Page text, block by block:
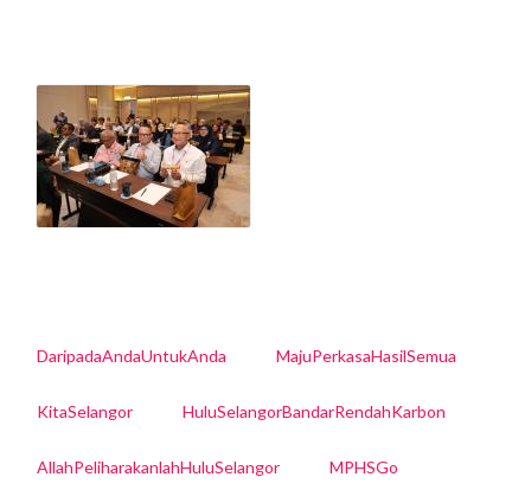
DaripadaAndaUntukAnda MajuPerkasaHasilSemua
KitaSelangor HuluSelangorBandarRendahKarbon
AllahPeliharakanlahHuluSelangor MPHSGo